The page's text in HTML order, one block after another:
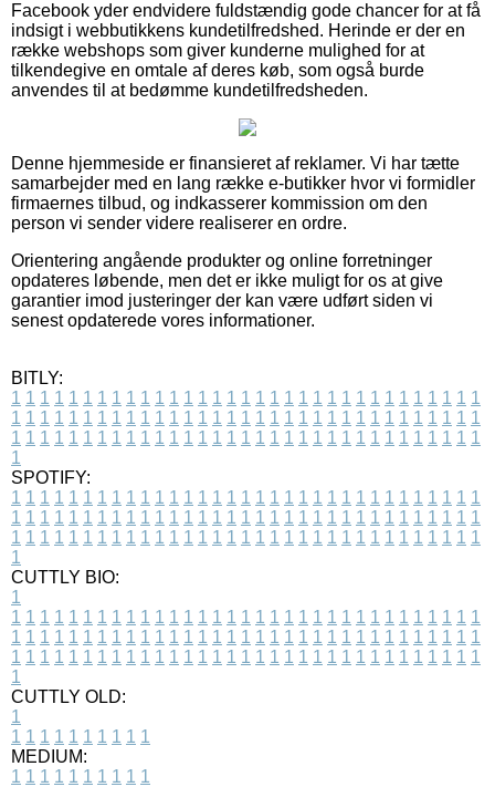
Facebook yder endvidere fuldstændig gode chancer for at få
indsigt i webbutikkens kundetilfredshed. Herinde er der en
række webshops som giver kunderne mulighed for at
tilkendegive en omtale af deres køb, som også burde
anvendes til at bedømme kundetilfredsheden.
Denne hjemmeside er finansieret af reklamer. Vi har tætte
samarbejder med en lang række e-butikker hvor vi formidler
firmaernes tilbud, og indkasserer kommission om den
person vi sender videre realiserer en ordre.
Orientering angående produkter og online forretninger
opdateres løbende, men det er ikke muligt for os at give
garantier imod justeringer der kan være udført siden vi
senest opdaterede vores informationer.
BITLY:
1 1 1 1 1 1 1 1 1 1 1 1 1 1 1 1 1 1 1 1 1 1 1 1 1 1 1 1 1 1 1 1 1
1 1 1 1 1 1 1 1 1 1 1 1 1 1 1 1 1 1 1 1 1 1 1 1 1 1 1 1 1 1 1 1 1
1 1 1 1 1 1 1 1 1 1 1 1 1 1 1 1 1 1 1 1 1 1 1 1 1 1 1 1 1 1 1 1 1
1
SPOTIFY:
1 1 1 1 1 1 1 1 1 1 1 1 1 1 1 1 1 1 1 1 1 1 1 1 1 1 1 1 1 1 1 1 1
1 1 1 1 1 1 1 1 1 1 1 1 1 1 1 1 1 1 1 1 1 1 1 1 1 1 1 1 1 1 1 1 1
1 1 1 1 1 1 1 1 1 1 1 1 1 1 1 1 1 1 1 1 1 1 1 1 1 1 1 1 1 1 1 1 1
1
CUTTLY BIO:
1
1 1 1 1 1 1 1 1 1 1 1 1 1 1 1 1 1 1 1 1 1 1 1 1 1 1 1 1 1 1 1 1 1
1 1 1 1 1 1 1 1 1 1 1 1 1 1 1 1 1 1 1 1 1 1 1 1 1 1 1 1 1 1 1 1 1
1 1 1 1 1 1 1 1 1 1 1 1 1 1 1 1 1 1 1 1 1 1 1 1 1 1 1 1 1 1 1 1 1
1
CUTTLY OLD:
1
1 1 1 1 1 1 1 1 1 1
MEDIUM:
1 1 1 1 1 1 1 1 1 1